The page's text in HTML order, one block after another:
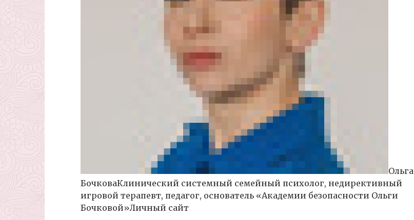
Ольга
БочковаКлинический системный семейный психолог, недирективный
игровой терапевт, педагог, основатель «Академии безопасности Ольги
Бочковой»Личный сайт